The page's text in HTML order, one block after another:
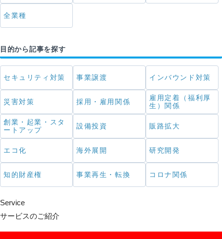
全業種
目的から記事を探す
セキュリティ対策 事業譲渡 インバウンド対策
災害対策 採用・雇用関係
雇用定着（福利厚
生）関係
創業・起業・スタ
ートアップ
設備投資 販路拡大
エコ化 海外展開 研究開発
知的財産権 事業再生・転換 コロナ関係
Service
サービスのご紹介